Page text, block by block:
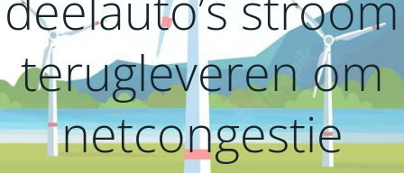
terugleveren om
netcongestie